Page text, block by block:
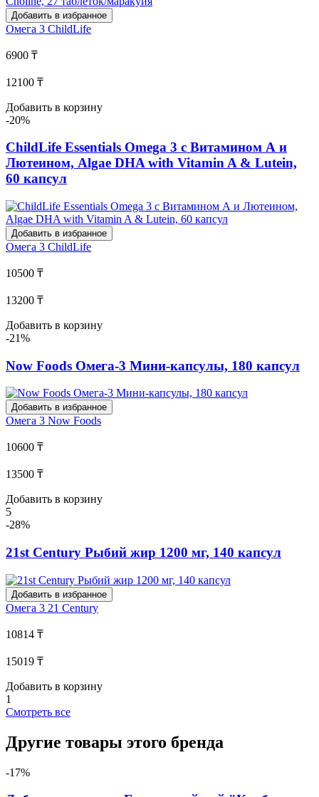
Добавить в избранное
Омега 3 ChildLife
6900 ₸
12100 ₸
Добавить в корзину
-20%
ChildLife Essentials Omega 3 с Витамином А и
Лютеином, Algae DHA with Vitamin A & Lutein,
60 капсул
Добавить в избранное
Омега 3 ChildLife
10500 ₸
13200 ₸
Добавить в корзину
-21%
Now Foods Омега-3 Мини-капсулы, 180 капсул
Добавить в избранное
Омега 3 Now Foods
10600 ₸
13500 ₸
Добавить в корзину
5
-28%
21st Century Рыбий жир 1200 мг, 140 капсул
Добавить в избранное
Омега 3 21 Century
10814 ₸
15019 ₸
Добавить в корзину
1
Смотреть все
Другие товары этого бренда
-17%